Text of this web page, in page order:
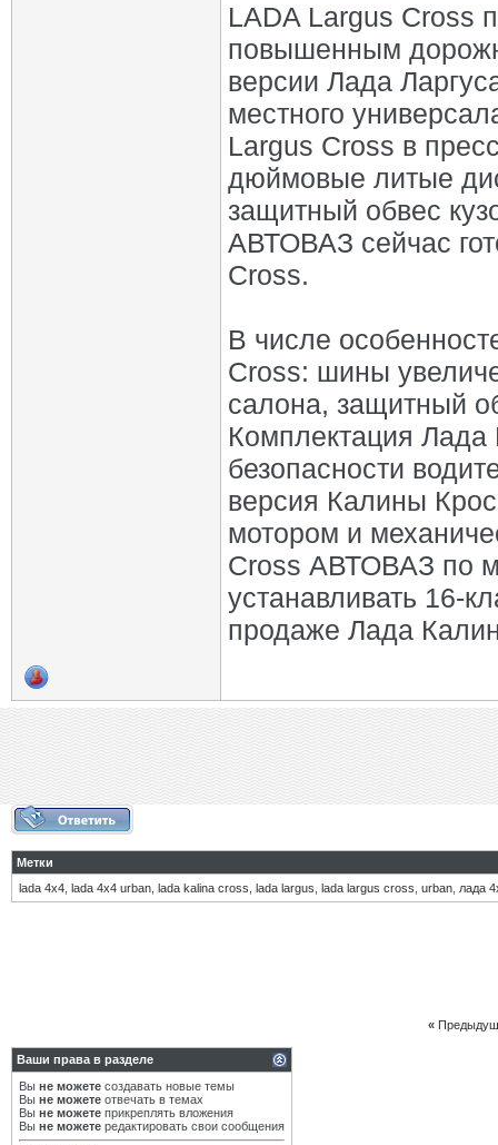
LADA Largus Cross
повышенным
версии Лада
местного
Largus Cross в
дюймовые литые
защитный обвес
АВТОВАЗ сейчас
Cross.
В числе
Cross: шины
салона, защитный
Комплектация Лада
безопасности
версия Калины
мотором и
Cross АВТОВАЗ по
устанавливать 16-
продаже Лада
Метки
lada 4х4 lada 4х4 urban lada kalina cross lada largus lada largus cross urban лада
«
Ваши права в разделе
Вы не можете создавать новые темы
Вы не можете отвечать в темах
Вы не можете прикреплять вложения
Вы не можете редактировать свои сообщения